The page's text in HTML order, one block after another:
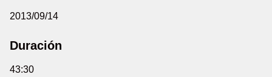
2013/09/14
Duración
43:30